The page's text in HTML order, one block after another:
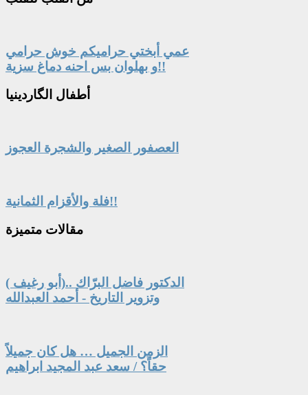
عمي أبختي حراميكم خوش حرامي
و بهلوان بس احنه دماغ سزية!!
أطفال الگاردينيا
العصفور الصغير والشجرة العجوز
فلة والأقزام الثمانية!!
مقالات متميزة
الدكتور فاضل البرّاك ..(أبو رغيف )
وتزوير التاريخ - أحمد العبدالله
الزمن الجميل … هل كان جميلاً
حقاً؟ / سعد عبد المجيد ابراهيم